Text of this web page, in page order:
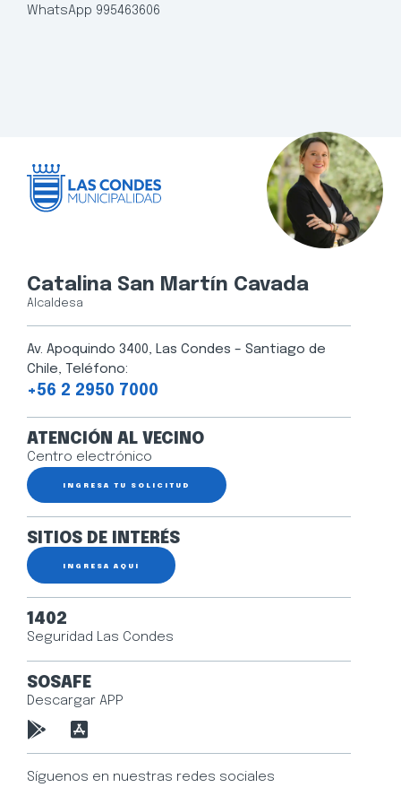
WhatsApp 995463606
Catalina San Martín Cavada
Alcaldesa
Av. Apoquindo 3400, Las Condes – Santiago de
Chile, Teléfono:
+56 2 2950 7000
ATENCIÓN AL VECINO
Centro electrónico
INGRESA TU SOLICITUD
SITIOS DE INTERÉS
INGRESA AQUÍ
1402
Seguridad Las Condes
SOSAFE
Descargar APP
Síguenos en nuestras redes sociales